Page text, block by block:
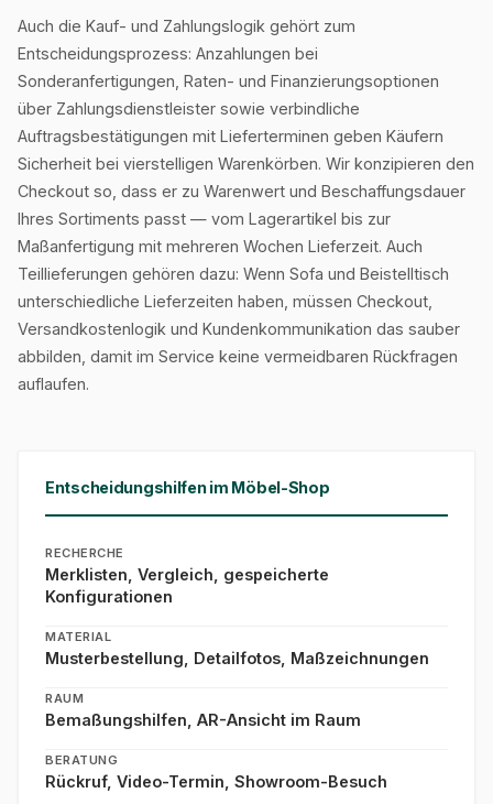
Auch die Kauf- und Zahlungslogik gehört zum
Entscheidungsprozess: Anzahlungen bei
Sonderanfertigungen, Raten- und Finanzierungsoptionen
über Zahlungsdienstleister sowie verbindliche
Auftragsbestätigungen mit Lieferterminen geben Käufern
Sicherheit bei vierstelligen Warenkörben. Wir konzipieren den
Checkout so, dass er zu Warenwert und Beschaffungsdauer
Ihres Sortiments passt — vom Lagerartikel bis zur
Maßanfertigung mit mehreren Wochen Lieferzeit. Auch
Teillieferungen gehören dazu: Wenn Sofa und Beistelltisch
unterschiedliche Lieferzeiten haben, müssen Checkout,
Versandkostenlogik und Kundenkommunikation das sauber
abbilden, damit im Service keine vermeidbaren Rückfragen
auflaufen.
Entscheidungshilfen im Möbel-Shop
RECHERCHE
Merklisten, Vergleich, gespeicherte
Konfigurationen
MATERIAL
Musterbestellung, Detailfotos, Maßzeichnungen
RAUM
Bemaßungshilfen, AR-Ansicht im Raum
BERATUNG
Rückruf, Video-Termin, Showroom-Besuch